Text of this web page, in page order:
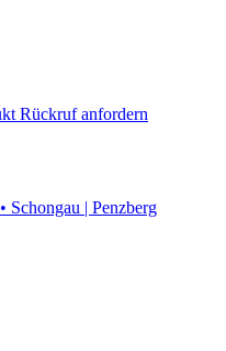
Rückruf anfordern